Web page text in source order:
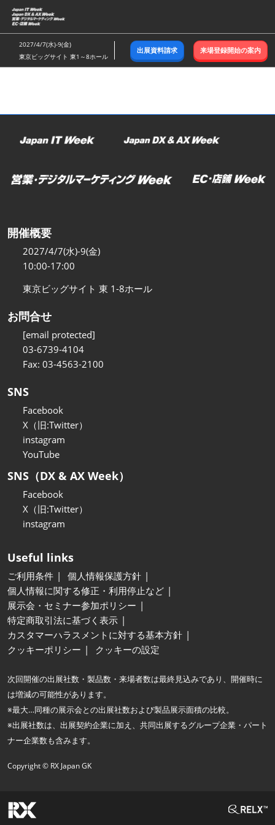
ス
キ
ッ
し
む
2027/4/7(水)-9(金)
東京ビッグサイト 東1～8ホール
出展資料請求 来場登録開始の案内
開催概要
2027/4/7(水)-9(金)
10:00-17:00
東京ビッグサイト 東 1-8ホール
お問合せ
[email protected]
03-6739-4104
Fax: 03-4563-2100
SNS
Facebook
X（旧:Twitter）
instagram
YouTube
SNS（DX & AX Week）
Facebook
X（旧:Twitter）
instagram
Useful links
ご利用条件
個人情報保護方針
個人情報に関する修正・利用停止など
展示会・セミナー参加ポリシー
特定商取引法に基づく表示
カスタマーハラスメントに対する基本方針
クッキーポリシー
クッキーの設定
次回開催の出展社数・製品数・来場者数は最終見込みであり、開催時に
は増減の可能性があります。
※最大…同種の展示会との出展社数および製品展示面積の比較。
※出展社数は、出展契約企業に加え、共同出展するグループ企業・パート
ナー企業数も含みます。
Copyright © RX Japan GK